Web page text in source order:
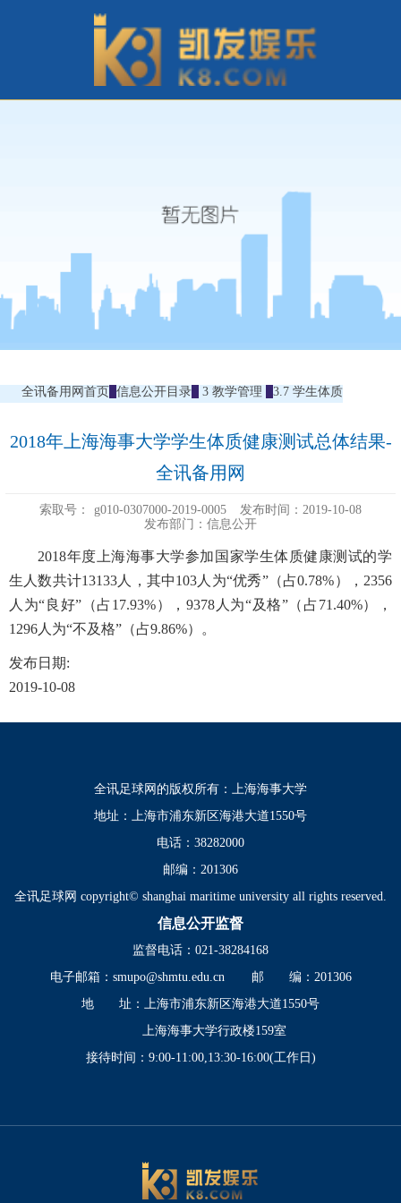
全讯备用网首页 信息公开目录 3 教学管理 3.7 学生体质
2018年上海海事大学学生体质健康测试总体结果-
全讯备用网
索取号： g010-0307000-2019-0005
发布时间：2019-10-08
发布部门：信息公开
2018年度上海海事大学参加国家学生体质健康测试的学
生人数共计13133人，其中103人为“优秀”（占0.78%），2356
人为“良好”（占17.93%），9378人为“及格”（占71.40%），
1296人为“不及格”（占9.86%）。
发布日期:
2019-10-08
全讯足球网的版权所有：上海海事大学
地址：上海市浦东新区海港大道1550号
电话：38282000
邮编：201306
全讯足球网 copyright© shanghai maritime university all rights reserved.
信息公开监督
监督电话：021-38284168
电子邮箱： smupo@shmtu.edu.cn
邮 编：201306
地 址：上海市浦东新区海港大道1550号
上海海事大学行政楼159室
接待时间：9:00-11:00,13:30-16:00(工作日)